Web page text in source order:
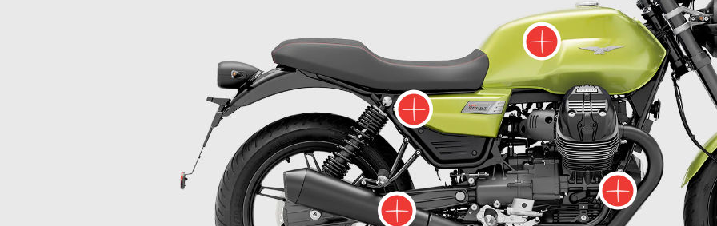
Meer informatie
Meer
Meer informatie